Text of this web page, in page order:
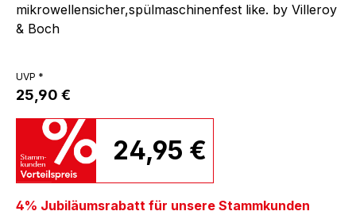
mikrowellensicher,spülmaschinenfest like. by Villeroy
& Boch
UVP *
25,90 €
24,95 €
4% Jubiläumsrabatt für unsere Stammkunden